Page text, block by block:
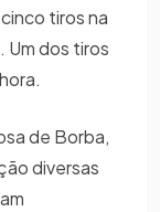
tiros na
Um dos tiros
de Borba,
diversas